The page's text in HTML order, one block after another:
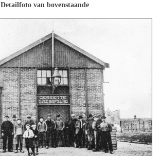
Detailfoto van bovenstaande